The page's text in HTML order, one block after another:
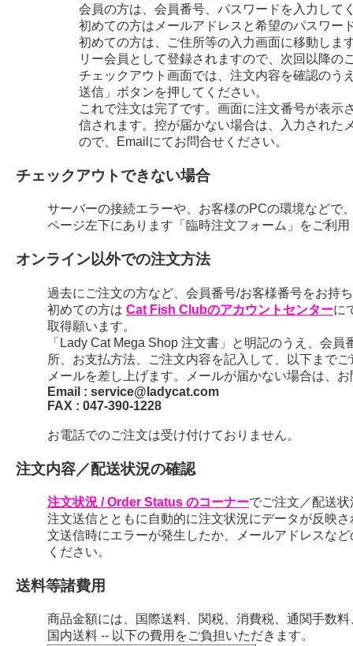
会員の方は、会員番号、パスワードを入力して
初めての方はメールアドレスと希望のパスワー
初めての方は、ご住所等の入力画面に移動しま
リー会員として登録されますので、次回以降の
チェックアウト画面では、注文内容を確認のう
送信」ボタンを押してください。
これで注文は完了です。画面に注文番号が表
信されます。控が届かない場合は、入力された
ので、Emailにてお問合せください。
チェックアウトできない場合
サーバーの接続エラーや、お客様のPCの環境などで
ページ左下にあります「臨時注文フォーム」をご利
オンライン以外での注文方法
過去にご注文の方など、会員番号/お客様番号をお持
初めての方は Cat Fish Clubのアカウントセンターに
取得願います。
「Lady Cat Mega Shop 注文書」と明記のうえ、会
所、お支払方法、ご注文内容を記入して、以下まで
メールを差し上げます。メールが届かない場合は、
Email : service@ladycat.com
FAX : 047-390-1228
お電話でのご注文は受け付けておりません。
注文内容／配送状況の確認
注文状況 / Order Status のコーナーでご注文／配送
注文送信とともに自動的に注文状況にデータが反映
文送信時にエラーが発生したか、メールアドレスな
ください。
送料等諸費用
商品金額には、国際送料、関税、消費税、通関手数
国内送料 -- 以下の費用をご負担いただきます。